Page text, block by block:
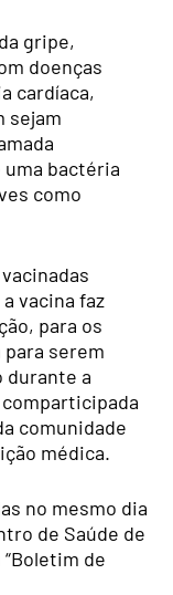
gripe,
doenças
cardíaca,
sejam
bactéria
como
vacina faz
para os
serem
durante a
comunidade
médica.
no mesmo dia
de Saúde de
de